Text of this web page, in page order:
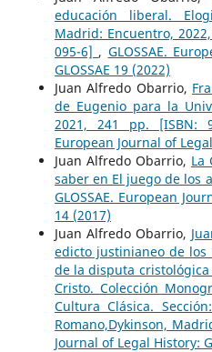
educación liberal.
Madrid: Encuentro,
095-6] , GLOSSAE.
GLOSSAE 19 (2022)
Juan Alfredo Obarrio,
de Eugenio para la
2021, 241 pp. [ISBN:
European Journal of
Juan Alfredo Obarrio, La
saber en El juego de los
GLOSSAE. European
14 (2017)
Juan Alfredo Obarrio,
edicto justinianeo de los
de la disputa
Cristo. Colección
Cultura Clásica.
Romano,Dykinson,
Journal of Legal History: